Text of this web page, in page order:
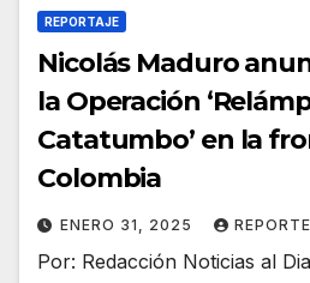
REPORTAJE
Nicolás Maduro
la Operación
Catatumbo’ en la
Colombia
ENERO 31, 2025
Por: Redacción Noticias al